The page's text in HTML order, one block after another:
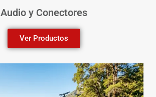
Audio y Conectores
Ver Productos